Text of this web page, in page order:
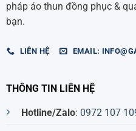
pháp áo thun đồng phục &
bạn.
LIÊN HỆ EMAIL:
THÔNG TIN LIÊN HỆ
Hotline/Zalo: 0972 107